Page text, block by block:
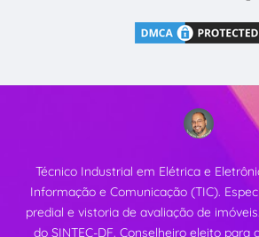
Técnico Industrial em Elétrica e
Informação e Comunicação (TIC).
predial e vistoria de avaliação de
do SINTEC-DF. Conselheiro eleito